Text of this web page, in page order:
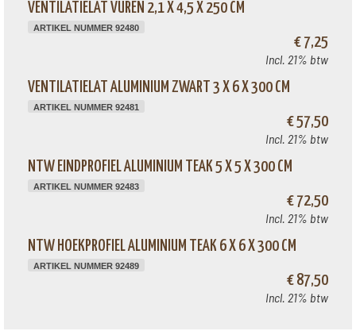
VENTILATIELAT VUREN 2,1 X 4,5 X 250 CM
ARTIKEL NUMMER 92480
€ 7,25
Incl. 21% btw
VENTILATIELAT ALUMINIUM ZWART 3 X 6 X 300 CM
ARTIKEL NUMMER 92481
€ 57,50
Incl. 21% btw
NTW EINDPROFIEL ALUMINIUM TEAK 5 X 5 X 300 CM
ARTIKEL NUMMER 92483
€ 72,50
Incl. 21% btw
NTW HOEKPROFIEL ALUMINIUM TEAK 6 X 6 X 300 CM
ARTIKEL NUMMER 92489
€ 87,50
Incl. 21% btw